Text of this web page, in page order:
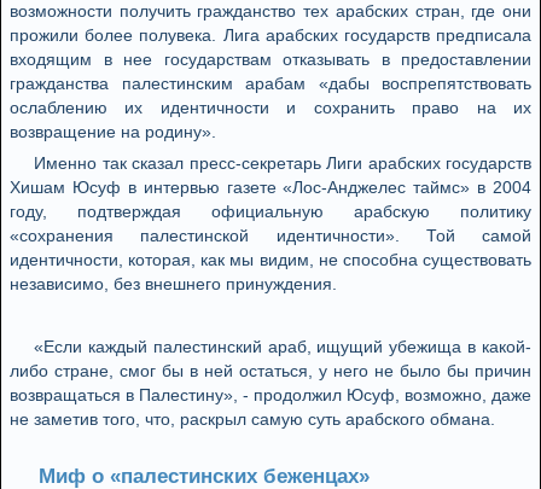
возможности получить гражданство тех арабских стран, где они
прожили более полувека. Лига арабских государств предписала
входящим в нее государствам отказывать в предоставлении
гражданства палестинским арабам «дабы воспрепятствовать
ослаблению их идентичности и сохранить право на их
возвращение на родину».
Именно так сказал пресс-секретарь Лиги арабских государств
Хишам Юсуф в интервью газете «Лос-Анджелес таймс» в 2004
году, подтверждая официальную арабскую политику
«сохранения палестинской идентичности». Той самой
идентичности, которая, как мы видим, не способна существовать
независимо, без внешнего принуждения.
«Если каждый палестинский араб, ищущий убежища в какой-
либо стране, смог бы в ней остаться, у него не было бы причин
возвращаться в Палестину», - продолжил Юсуф, возможно, даже
не заметив того, что, раскрыл самую суть арабского обмана.
Миф о «палестинских беженцах»